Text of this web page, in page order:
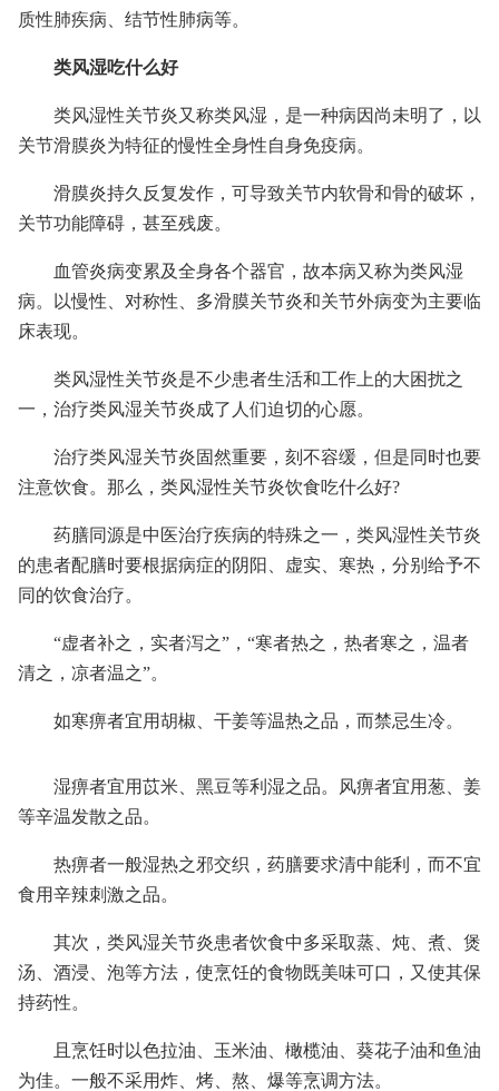
质性肺疾病、结节性肺病等。
类风湿吃什么好
类风湿性关节炎又称类风湿，是一种病因尚未明了，以
关节滑膜炎为特征的慢性全身性自身免疫病。
滑膜炎持久反复发作，可导致关节内软骨和骨的破坏，
关节功能障碍，甚至残废。
血管炎病变累及全身各个器官，故本病又称为类风湿
病。以慢性、对称性、多滑膜关节炎和关节外病变为主要临
床表现。
类风湿性关节炎是不少患者生活和工作上的大困扰之
一，治疗类风湿关节炎成了人们迫切的心愿。
治疗类风湿关节炎固然重要，刻不容缓，但是同时也要
注意饮食。那么，类风湿性关节炎饮食吃什么好?
药膳同源是中医治疗疾病的特殊之一，类风湿性关节炎
的患者配膳时要根据病症的阴阳、虚实、寒热，分别给予不
同的饮食治疗。
“虚者补之，实者泻之”，“寒者热之，热者寒之，温者
清之，凉者温之”。
如寒痹者宜用胡椒、干姜等温热之品，而禁忌生冷。
湿痹者宜用苡米、黑豆等利湿之品。风痹者宜用葱、姜
等辛温发散之品。
热痹者一般湿热之邪交织，药膳要求清中能利，而不宜
食用辛辣刺激之品。
其次，类风湿关节炎患者饮食中多采取蒸、炖、煮、煲
汤、酒浸、泡等方法，使烹饪的食物既美味可口，又使其保
持药性。
且烹饪时以色拉油、玉米油、橄榄油、葵花子油和鱼油
为佳。一般不采用炸、烤、熬、爆等烹调方法。